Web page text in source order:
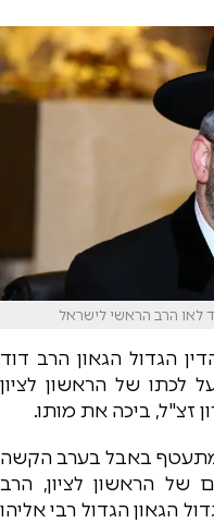
הגדול הגאון הרב דוד
לכתו של הראשון לציון
זצ"ל, ביכה את מותו.
מתעטף באבל בערב הקשה
של הראשון לציון, הרב
הגאון הגדול רבי אליהו